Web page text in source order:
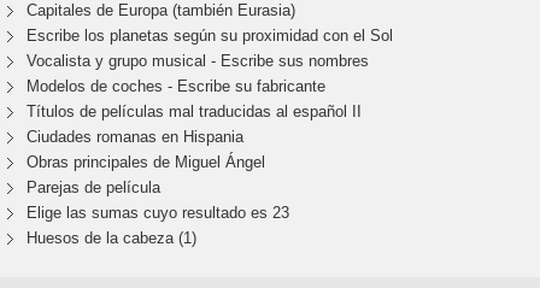
Capitales de Europa (también Eurasia)
Escribe los planetas según su proximidad con el Sol
Vocalista y grupo musical - Escribe sus nombres
Modelos de coches - Escribe su fabricante
Títulos de películas mal traducidas al español II
Ciudades romanas en Hispania
Obras principales de Miguel Ángel
Parejas de película
Elige las sumas cuyo resultado es 23
Huesos de la cabeza (1)